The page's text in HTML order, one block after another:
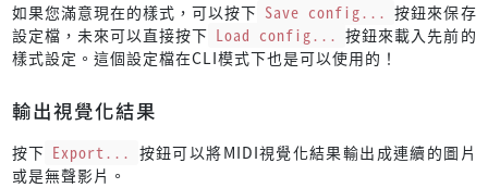
如果您滿意現在的樣式，可以按下 Save config... 按鈕來保存
設定檔，未來可以直接按下 Load config... 按鈕來載入先前的
樣式設定。這個設定檔在CLI模式下也是可以使用的！
輸出視覺化結果
按下 Export... 按鈕可以將MIDI視覺化結果輸出成連續的圖片
或是無聲影片。